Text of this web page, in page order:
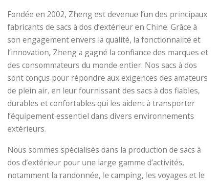
Fondée en 2002, Zheng est devenue l’un des principaux
fabricants de sacs à dos d’extérieur en Chine. Grâce à
son engagement envers la qualité, la fonctionnalité et
l’innovation, Zheng a gagné la confiance des marques et
des consommateurs du monde entier. Nos sacs à dos
sont conçus pour répondre aux exigences des amateurs
de plein air, en leur fournissant des sacs à dos fiables,
durables et confortables qui les aident à transporter
l’équipement essentiel dans divers environnements
extérieurs.
Nous sommes spécialisés dans la production de sacs à
dos d’extérieur pour une large gamme d’activités,
notamment la randonnée, le camping, les voyages et le